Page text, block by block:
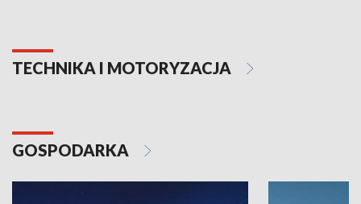
TECHNIKA I MOTORYZACJA
GOSPODARKA